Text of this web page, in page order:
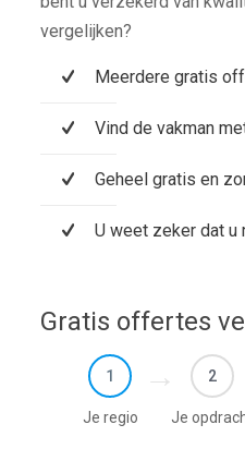
vergelijken?
Meerdere gratis
Vind de vakman
Geheel gratis en
U weet zeker dat u
Gratis offertes
1
Je regio
2
Je